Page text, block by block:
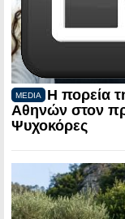
MEDIA
Η πορεία
Αθηνών στον
Ψυχοκόρες